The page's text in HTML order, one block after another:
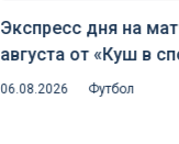
Экспресс дня на
августа от «Куш в
06.08.2026 Футбол